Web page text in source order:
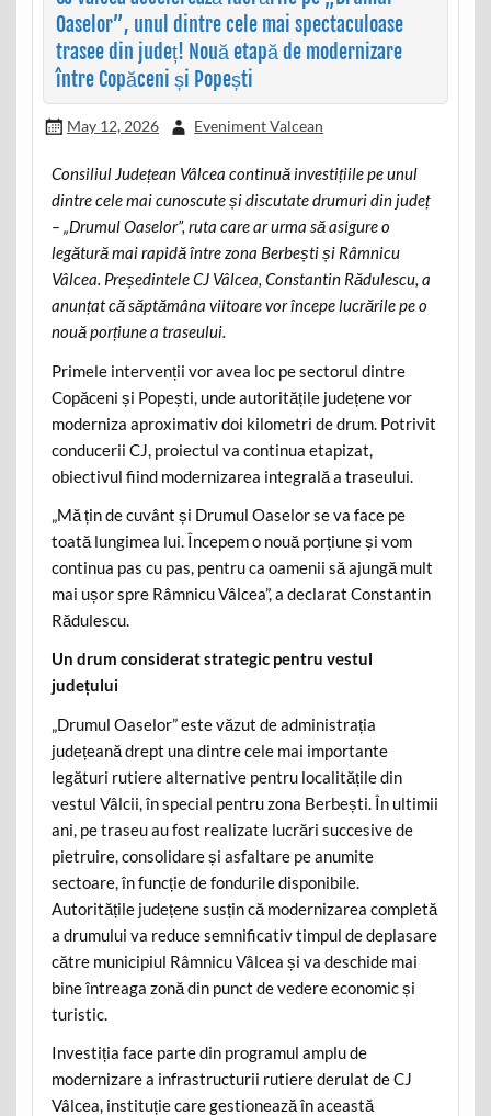
Oaselor”, unul dintre cele mai spectaculoase
trasee din județ! Nouă etapă de modernizare
între Copăceni și Popești
May 12, 2026 Eveniment Valcean
Consiliul Județean Vâlcea continuă investițiile pe unul
dintre cele mai cunoscute și discutate drumuri din județ
– „Drumul Oaselor”, ruta care ar urma să asigure o
legătură mai rapidă între zona Berbești și Râmnicu
Vâlcea. Președintele CJ Vâlcea, Constantin Rădulescu, a
anunțat că săptămâna viitoare vor începe lucrările pe o
nouă porțiune a traseului.
Primele intervenții vor avea loc pe sectorul dintre
Copăceni și Popești, unde autoritățile județene vor
moderniza aproximativ doi kilometri de drum. Potrivit
conducerii CJ, proiectul va continua etapizat,
obiectivul fiind modernizarea integrală a traseului.
„Mă țin de cuvânt și Drumul Oaselor se va face pe
toată lungimea lui. Începem o nouă porțiune și vom
continua pas cu pas, pentru ca oamenii să ajungă mult
mai ușor spre Râmnicu Vâlcea”, a declarat Constantin
Rădulescu.
Un drum considerat strategic pentru vestul
județului
„Drumul Oaselor” este văzut de administrația
județeană drept una dintre cele mai importante
legături rutiere alternative pentru localitățile din
vestul Vâlcii, în special pentru zona Berbești. În ultimii
ani, pe traseu au fost realizate lucrări succesive de
pietruire, consolidare și asfaltare pe anumite
sectoare, în funcție de fondurile disponibile.
Autoritățile județene susțin că modernizarea completă
a drumului va reduce semnificativ timpul de deplasare
către municipiul Râmnicu Vâlcea și va deschide mai
bine întreaga zonă din punct de vedere economic și
turistic.
Investiția face parte din programul amplu de
modernizare a infrastructurii rutiere derulat de CJ
Vâlcea, instituție care gestionează în această